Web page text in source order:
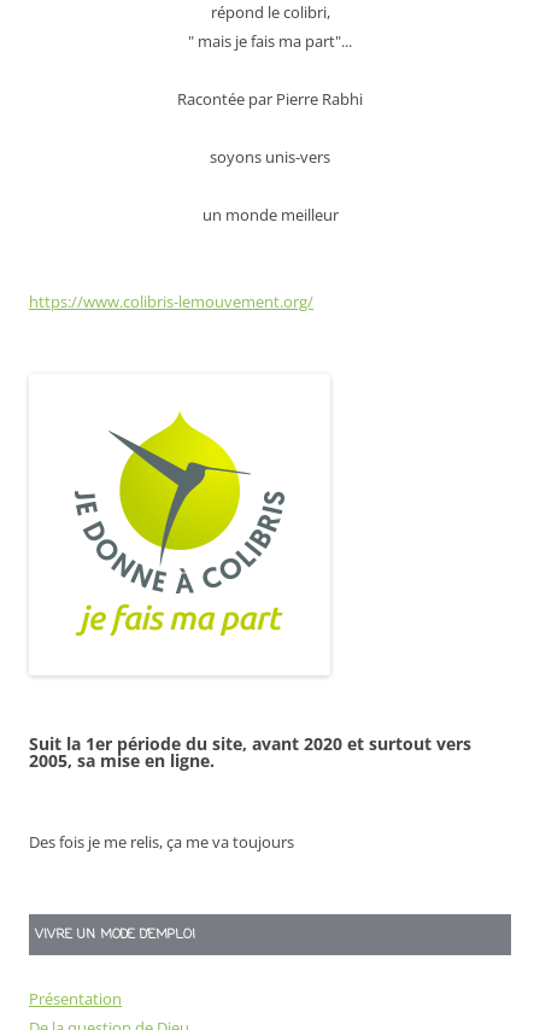
répond le colibri,
" mais je fais ma part"...
Racontée par Pierre Rabhi
soyons unis-vers
un monde meilleur
https://www.colibris-lemouvement.org/
Suit la 1er période du site, avant 2020 et surtout vers
2005, sa mise en ligne.
Des fois je me relis, ça me va toujours
VIVRE UN MODE D’EMPLOI
Présentation